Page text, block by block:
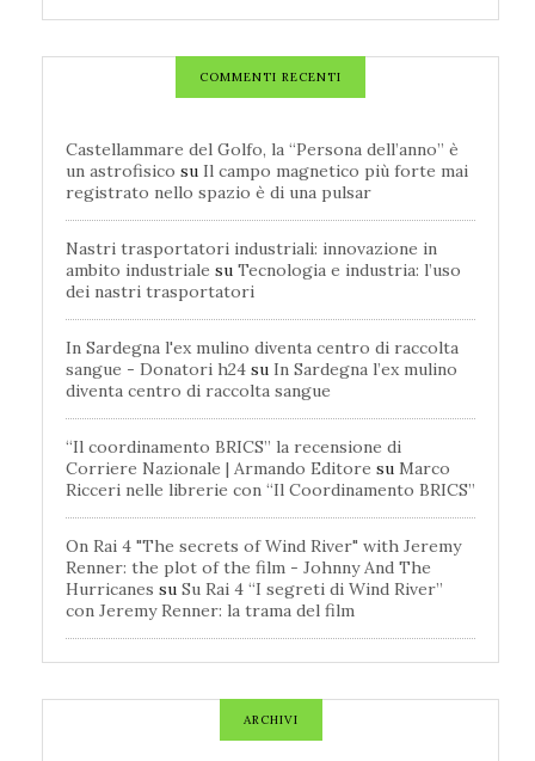
COMMENTI RECENTI
Castellammare del Golfo, la “Persona dell’anno” è
un astrofisico su Il campo magnetico più forte mai
registrato nello spazio è di una pulsar
Nastri trasportatori industriali: innovazione in
ambito industriale su Tecnologia e industria: l’uso
dei nastri trasportatori
In Sardegna l'ex mulino diventa centro di raccolta
sangue - Donatori h24 su In Sardegna l’ex mulino
diventa centro di raccolta sangue
“Il coordinamento BRICS” la recensione di
Corriere Nazionale | Armando Editore su Marco
Ricceri nelle librerie con “Il Coordinamento BRICS”
On Rai 4 "The secrets of Wind River" with Jeremy
Renner: the plot of the film - Johnny And The
Hurricanes su Su Rai 4 “I segreti di Wind River”
con Jeremy Renner: la trama del film
ARCHIVI